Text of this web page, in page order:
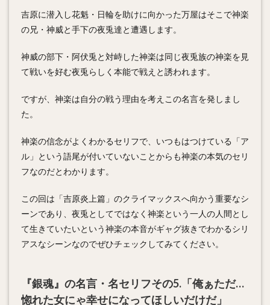
吉原に潜入し花魁・日輪を助けに向かった万屋はそこで神楽
の兄・神威と手下の夜兎達と遭遇します。
神威の部下・阿伏兎と対峙した神楽は同じ夜兎族の神楽を見
て戦いを好む夜兎らしく本能で戦えと誘われます。
ですが、神楽は自分の戦う理由を考えこの名言を発しまし
た。
神楽の信念がよくわかるセリフで、いつもはつけている「ア
ル」という語尾が付いていないことからも神楽の本気のセリ
フなのだとわかります。
この回は「吉原炎上篇」のクライマックスへ向かう重要なシ
ーンであり、夜兎としてではなく神楽という一人の人間とし
て生きていたいという神楽の本音がギャグ抜きでわかるシリ
アスなシーンなのでぜひチェックしてみてください。
『銀魂』の名言・名セリフその5.「俺ぁただ…
惚れた女にゃ幸せになってほしいだけだ」